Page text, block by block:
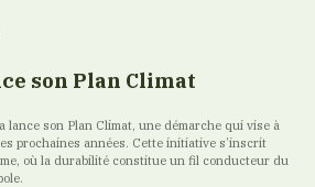
son Plan Climat
lance son Plan Climat, une démarche qui vise à
prochaines années. Cette initiative s’inscrit
où la durabilité constitue un fil conducteur du